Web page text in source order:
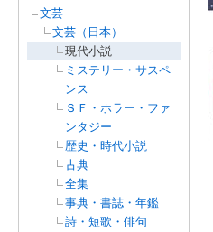
文芸
文芸（日本）
現代小説
ミステリー・サスペ
ンス
ＳＦ・ホラー・ファ
ンタジー
歴史・時代小説
古典
全集
事典・書誌・年鑑
詩・短歌・俳句